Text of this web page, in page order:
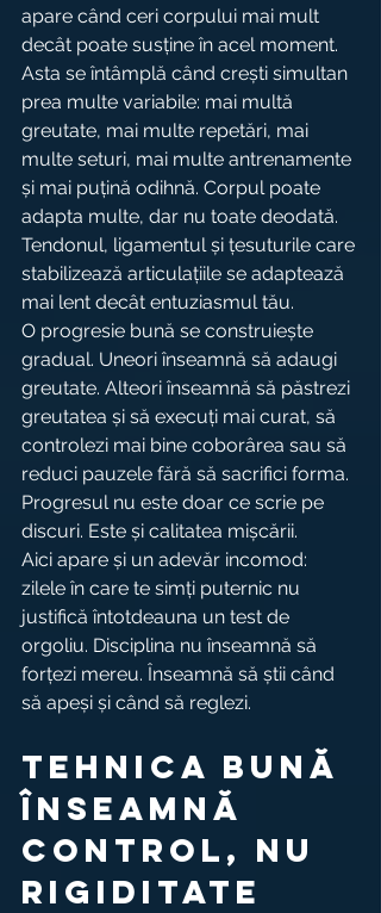
apare când ceri corpului mai mult
decât poate susține în acel moment.
Asta se întâmplă când crești simultan
prea multe variabile: mai multă
greutate, mai multe repetări, mai
multe seturi, mai multe antrenamente
și mai puțină odihnă. Corpul poate
adapta multe, dar nu toate deodată.
Tendonul, ligamentul și țesuturile care
stabilizează articulațiile se adaptează
mai lent decât entuziasmul tău.
O progresie bună se construiește
gradual. Uneori înseamnă să adaugi
greutate. Alteori înseamnă să păstrezi
greutatea și să execuți mai curat, să
controlezi mai bine coborârea sau să
reduci pauzele fără să sacrifici forma.
Progresul nu este doar ce scrie pe
discuri. Este și calitatea mișcării.
Aici apare și un adevăr incomod:
zilele în care te simți puternic nu
justifică întotdeauna un test de
orgoliu. Disciplina nu înseamnă să
forțezi mereu. Înseamnă să știi când
să apeși și când să reglezi.
Tehnica bună
înseamnă
control, nu
rigiditate